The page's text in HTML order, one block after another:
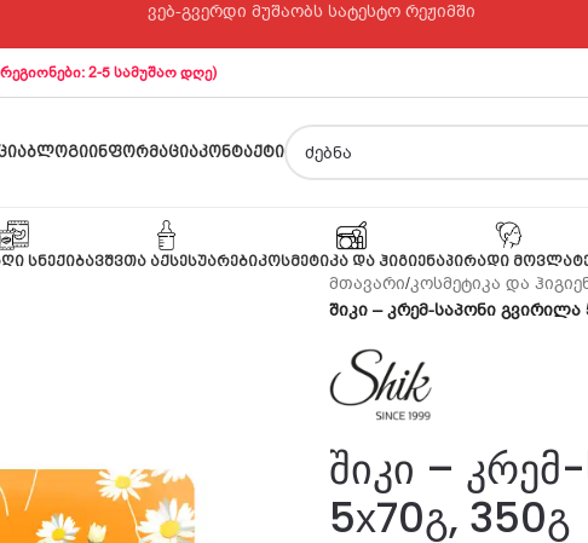
ვებ-გვერდი მუშაობს სატესტო რეჟიმში
2-5 სამუშაო დღე)
ᲑᲚᲝᲒᲘᲘᲜᲤᲝᲠᲛᲐᲪᲘᲐᲙᲝᲜᲢᲐᲥᲢᲘ
ᲡᲜᲔᲥᲘᲑᲐᲕᲨᲕᲗᲐ ᲐᲥᲡᲔᲡᲣᲐᲠᲔᲑᲘᲙᲝᲡᲛᲔᲢᲘᲙᲐ ᲓᲐ ᲰᲘᲒᲘᲔᲜᲐᲞᲘᲠᲐᲓᲘ ᲛᲝᲕᲚᲐ
მთავარი/კოსმეტიკა და
შიკი – კრემ-საპონი გვირილა
შიკი –
5х70გ, 350გ